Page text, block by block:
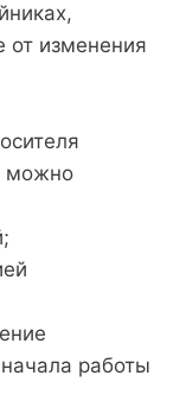
от изменения
можно
работы